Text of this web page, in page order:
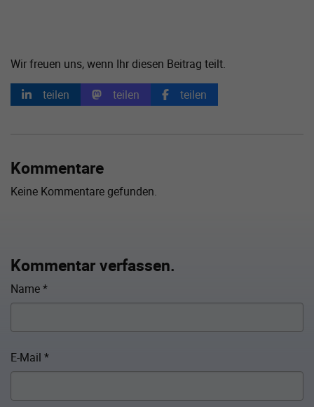
Wir freuen uns, wenn Ihr diesen Beitrag teilt.
teilen
teilen teilen
Kommentare
Keine Kommentare gefunden.
Kommentar verfassen.
Name*
E-Mail *